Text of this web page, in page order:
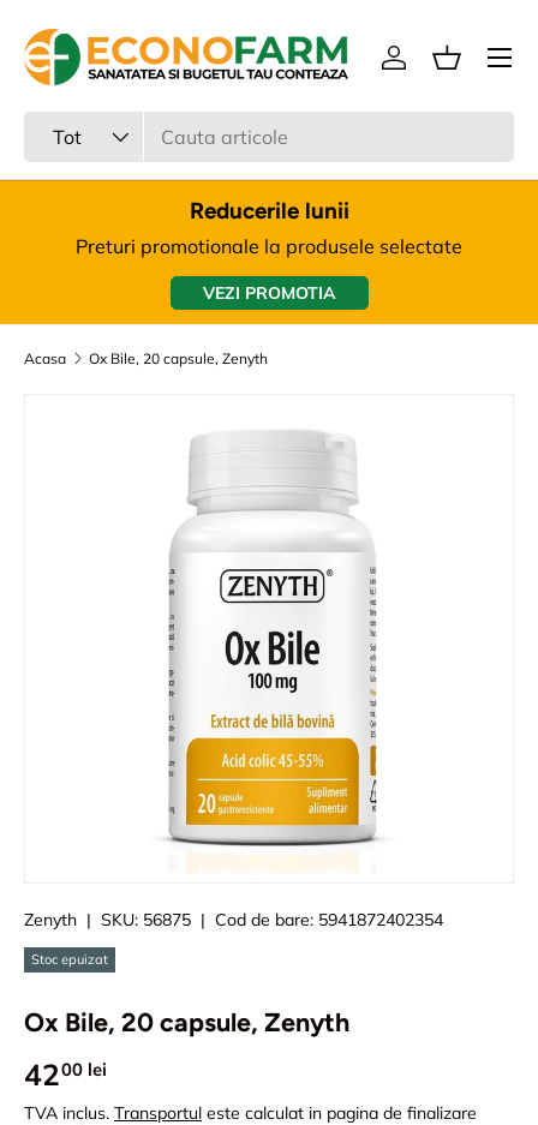
Sari la continut
Tot
Intra in cont
Cos
Meniu
Reducerile lunii
Preturi promotionale la produsele selectate
VEZI PROMOTIA
Acasa Ox Bile, 20 capsule, Zenyth
Zenyth | SKU: 56875 | Cod de bare: 5941872402354
Stoc epuizat
Ox Bile, 20 capsule, Zenyth
4200 lei
TVA inclus. Transportul este calculat in pagina de finalizare